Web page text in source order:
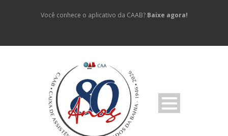
Você conhece o aplicativo da CAAB? Baixe agora!